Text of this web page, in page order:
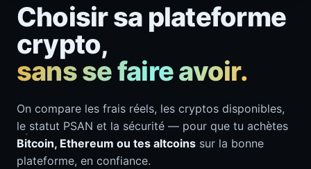
Choisir sa plateforme
crypto,
sans se faire avoir.
On compare les frais réels, les cryptos disponibles,
le statut PSAN et la sécurité — pour que tu achètes
Bitcoin, Ethereum ou tes altcoins sur la bonne
plateforme, en confiance.